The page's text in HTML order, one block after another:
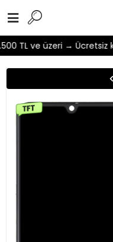
TL ve üzeri → Ücretsiz